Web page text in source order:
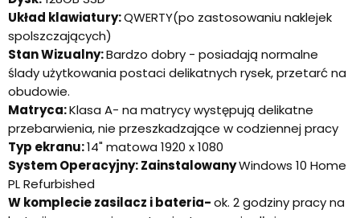
Układ klawiatury:QWERTY(po zastosowaniu naklejek
spolszczających)
Stan Wizualny:Bardzo dobry - posiadają normalne
ślady użytkowania postaci delikatnych rysek, przetarć na
obudowie.
Matryca:Klasa A- na matrycy występują delikatne
przebarwienia, nie przeszkadzające w codziennej pracy
Typ ekranu:14" matowa 1920 x 1080
System Operacyjny: ZainstalowanyWindows 10 Home
PL Refurbished
W komplecie zasilacz ibateria-ok. 2 godziny pracy na